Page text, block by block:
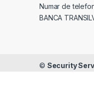
Numar de
BANCA
© Security